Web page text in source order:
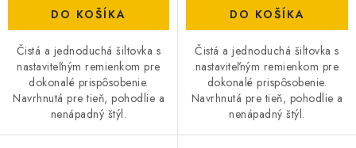
DO KOŠÍKA
Čistá a jednoduchá šiltovka s
nastaviteľným remienkom pre
dokonalé prispôsobenie.
Navrhnutá pre tieň, pohodlie a
nenápadný štýl.
DO KOŠÍKA
Čistá a jednoduchá šiltovka s
nastaviteľným remienkom pre
dokonalé prispôsobenie.
Navrhnutá pre tieň, pohodlie a
nenápadný štýl.